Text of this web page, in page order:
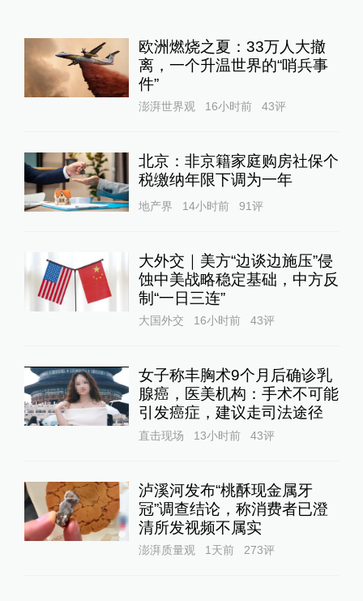
欧洲燃烧之夏：33万人大撤
离，一个升温世界的“哨兵事
件”
澎湃世界观 16小时前 43评
北京：非京籍家庭购房社保个
税缴纳年限下调为一年
地产界 14小时前 91评
大外交｜美方“边谈边施压”侵
蚀中美战略稳定基础，中方反
制“一日三连”
大国外交 16小时前 43评
女子称丰胸术9个月后确诊乳
腺癌，医美机构：手术不可能
引发癌症，建议走司法途径
直击现场 13小时前 43评
泸溪河发布“桃酥现金属牙
冠”调查结论，称消费者已澄
清所发视频不属实
澎湃质量观 1天前 273评